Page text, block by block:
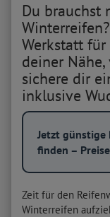
Du brauchst
Werkstatt
deiner
sichere dir
inklusive
Jetzt günstige
finden –
Zeit für den
Winterreifen